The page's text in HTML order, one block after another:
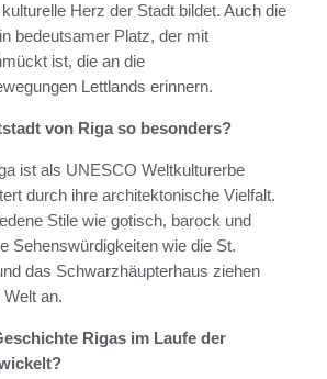
Herz der Stadt bildet. Auch die
bedeutsamer Platz, der mit
ist, die an die
Lettlands erinnern.
von Riga so besonders?
ist als UNESCO Weltkulturerbe
durch ihre architektonische Vielfalt.
Stile wie gotisch, barock und
Sehenswürdigkeiten wie die St.
das Schwarzhäupterhaus ziehen
an.
Rigas im Laufe der